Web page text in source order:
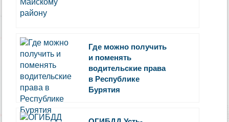
Где можно получить
и поменять
водительские права
в Республике
Бурятия